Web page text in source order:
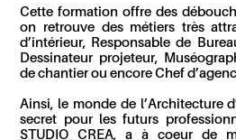
Cette formation offre des
on retrouve des métiers très
d’intérieur, Responsable de
Dessinateur projeteur,
de chantier ou encore Chef
Ainsi, le monde de l’Architecture
secret pour les futurs
STUDIO CREA, a à coeur de